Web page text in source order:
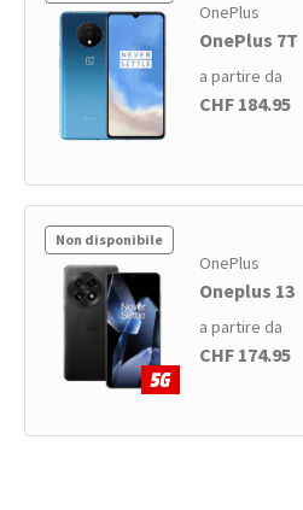
OnePlus
OnePlus 7T
a partire da
CHF 184.95
Non disponibile
OnePlus
Oneplus 13
a partire da
CHF 174.95